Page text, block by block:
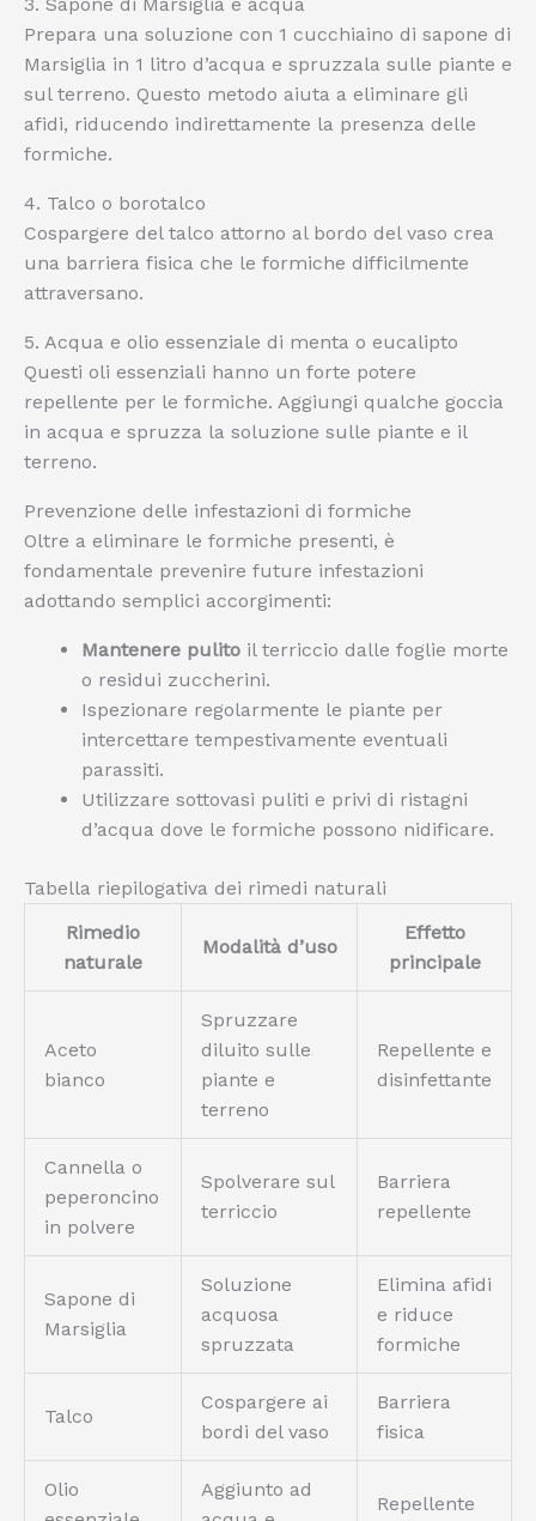
Prepara una soluzione con 1 cucchiaino di sapone di
Marsiglia in 1 litro d’acqua e spruzzala sulle piante e
sul terreno. Questo metodo aiuta a eliminare gli
afidi, riducendo indirettamente la presenza delle
formiche.
4. Talco o borotalco
Cospargere del talco attorno al bordo del vaso crea
una barriera fisica che le formiche difficilmente
attraversano.
5. Acqua e olio essenziale di menta o eucalipto
Questi oli essenziali hanno un forte potere
repellente per le formiche. Aggiungi qualche goccia
in acqua e spruzza la soluzione sulle piante e il
terreno.
Prevenzione delle infestazioni di formiche
Oltre a eliminare le formiche presenti, è
fondamentale prevenire future infestazioni
adottando semplici accorgimenti:
Mantenere pulito il terriccio dalle foglie morte
o residui zuccherini.
Ispezionare regolarmente le piante per
intercettare tempestivamente eventuali
parassiti.
Utilizzare sottovasi puliti e privi di ristagni
d’acqua dove le formiche possono nidificare.
Tabella riepilogativa dei rimedi naturali
Rimedio
naturale
Modalità d’uso
Effetto
principale
Aceto
bianco
Spruzzare
diluito sulle
piante e
terreno
Repellente e
disinfettante
Cannella o
peperoncino
in polvere
Spolverare sul
terriccio
Barriera
repellente
Sapone di
Marsiglia
Soluzione
acquosa
spruzzata
Elimina afidi
e riduce
formiche
Talco
Cospargere ai
bordi del vaso
Barriera
fisica
Olio
Aggiunto ad
Repellente